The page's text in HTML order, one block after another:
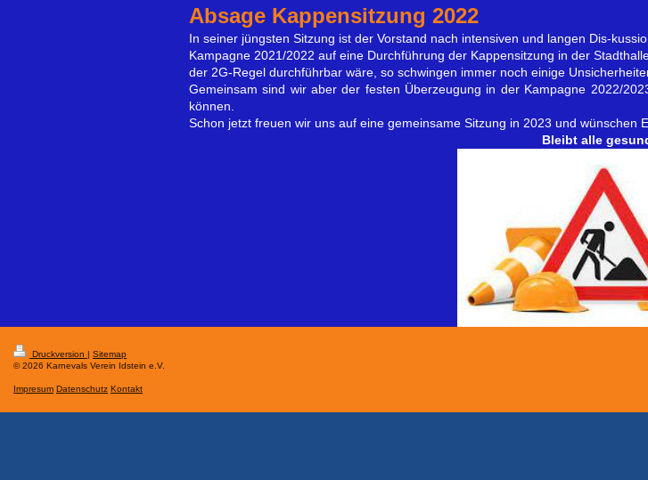
Absage Kappensitzung 2022
In seiner jüngsten Sitzung ist der Vorstand nach intensiven und langen Dis-
Kampagne 2021/2022 auf eine Durchführung der Kappensitzung in der
der 2G-Regel durchführbar wäre, so schwingen immer noch einige
Gemeinsam sind wir aber der festen Überzeugung in der Kampagne 2022/
können.
Schon jetzt freuen wir uns auf eine gemeinsame Sitzung in 2023 und wünschen
Bleibt alle
Druckversion | Sitemap
© 2026 Karnevals Verein Idstein e.V.
Impresum Datenschutz Kontakt